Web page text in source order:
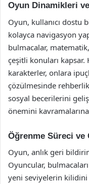
Oyun Dinamikleri
Oyun, kullanıcı dostu
kolayca navigasyon
bulmacalar,
çeşitli konuları kapsar.
karakterler, onlara
çözülmesinde
sosyal becerilerini
önemini
Öğrenme Süreci
Oyun, anlık geri
Oyuncular,
yeni seviyelerin